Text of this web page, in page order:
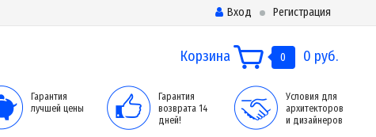
Вход Регистрация
Корзина 0 0 руб.
Гарантия
лучшей цены
Гарантия
возврата 14
дней!
Условия для
архитекторов
и дизайнеров